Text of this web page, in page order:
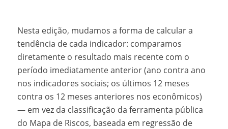
Nesta edição, mudamos a forma de calcular a
tendência de cada indicador: comparamos
diretamente o resultado mais recente com o
período imediatamente anterior (ano contra ano
nos indicadores sociais; os últimos 12 meses
contra os 12 meses anteriores nos econômicos)
— em vez da classificação da ferramenta pública
do Mapa de Riscos, baseada em regressão de